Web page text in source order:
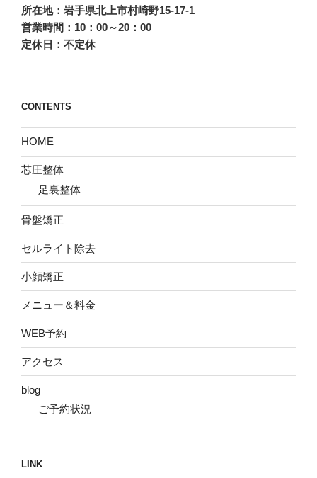
所在地：岩手県北上市村崎野15-17-1
営業時間：10：00～20：00
定休日：不定休
CONTENTS
HOME
芯圧整体
足裏整体
骨盤矯正
セルライト除去
小顔矯正
メニュー＆料金
WEB予約
アクセス
blog
ご予約状況
LINK